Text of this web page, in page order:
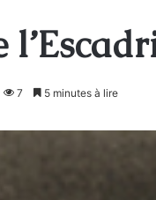
7 5 minutes à lire